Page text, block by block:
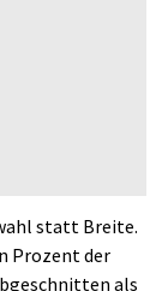
statt Breite.
Prozent der
als